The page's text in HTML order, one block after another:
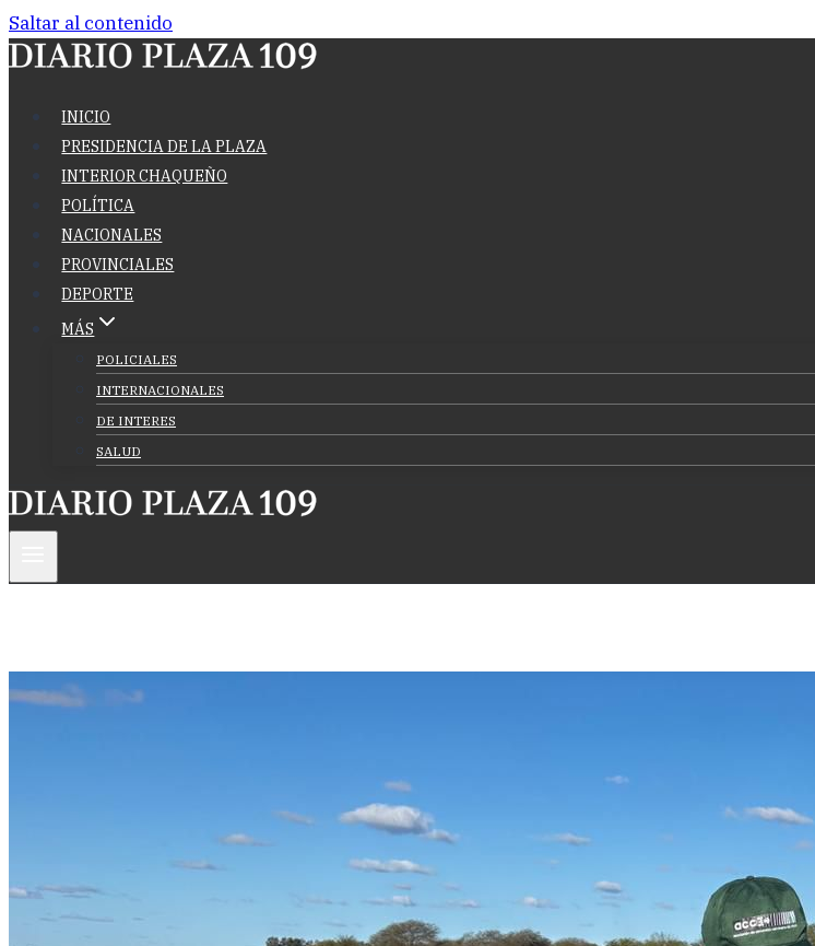
Saltar al contenido
INICIO
PRESIDENCIA DE LA PLAZA
INTERIOR CHAQUEÑO
POLÍTICA
NACIONALES
PROVINCIALES
DEPORTE
MÁS
POLICIALES
INTERNACIONALES
DE INTERES
SALUD